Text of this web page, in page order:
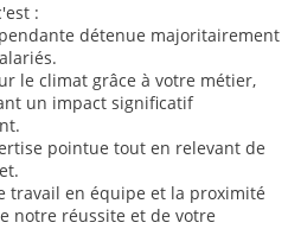
:
détenue majoritairement
le climat grâce à votre métier,
un impact significatif
pointue tout en relevant de
travail en équipe et la proximité
notre réussite et de votre